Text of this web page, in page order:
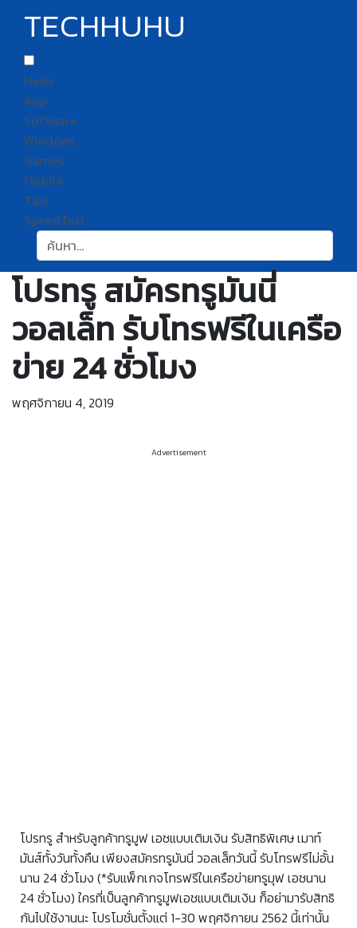
TECHHUHU
News
App
Software
Windows
Games
Mobile
Tips
SpeedTest
ค้นหา:
โปรทรู สมัครทรูมันนี่
วอลเล็ท รับโทรฟรีในเครือ
ข่าย 24 ชั่วโมง
พฤศจิกายน 4, 2019
Advertisement
โปรทรู สำหรับลูกค้าทรูมูฟ เอชแบบเติมเงิน รับสิทธิพิเศษ เมาท์
มันส์ทั้งวันทั้งคืน เพียงสมัครทรูมันนี่ วอลเล็ทวันนี้ รับโทรฟรีไม่อั้น
นาน 24 ชั่วโมง (*รับแพ็กเกจโทรฟรีในเครือข่ายทรูมุฟ เอชนาน
24 ชั่วโมง) ใครที่เป็นลูกค้าทรูมูฟเอชแบบเติมเงิน ก็อย่ามารับสิทธิ
กันไปใช้งานนะ โปรโมชั่นตั้งแต่ 1-30 พฤศจิกายน 2562 นี้เท่านั้น